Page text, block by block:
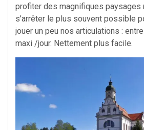
profiter des magnifiques paysages
s’arrêter le plus souvent possible
jouer un peu nos articulations :
maxi /jour. Nettement plus facile.